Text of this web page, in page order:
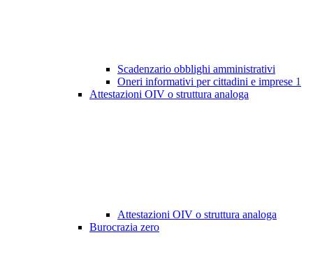
Scadenzario obblighi amministrativi
Oneri informativi per cittadini e imprese 1
Attestazioni OIV o struttura analoga
Attestazioni OIV o struttura analoga
Burocrazia zero